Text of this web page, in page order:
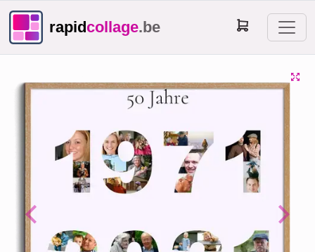
rapidcollage.be
Previous Next